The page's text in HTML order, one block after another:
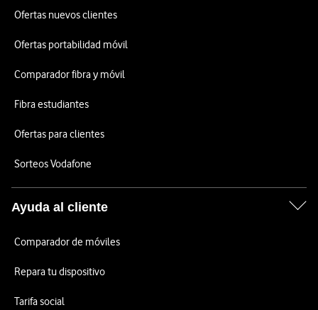
Ofertas nuevos clientes
Ofertas portabilidad móvil
Comparador fibra y móvil
Fibra estudiantes
Ofertas para clientes
Sorteos Vodafone
Ayuda al cliente
Comparador de móviles
Repara tu dispositivo
Tarifa social